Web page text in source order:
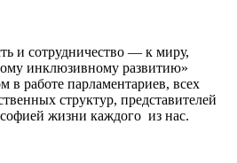
и сотрудничество — к миру,
инклюзивному развитию»
в работе парламентариев, всех
структур, представителей
жизни каждого из нас.